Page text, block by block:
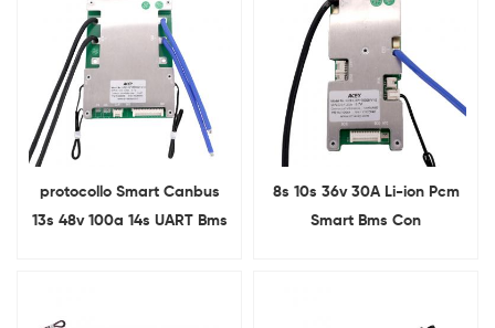
protocollo Smart Canbus
13s 48v 100a 14s UART Bms
8s 10s 36v 30A Li-ion Pcm
Smart Bms Con